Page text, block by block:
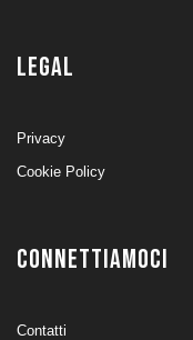
LEGAL
Privacy
Cookie Policy
CONNETTIAMOCI
Contatti